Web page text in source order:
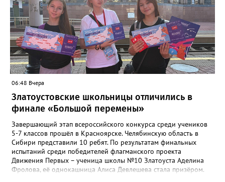
квартире, возможные аварии и перебои, размер платы за
отопление. А также поставить оценку работе управляющей
компании – в диапазоне от «Безусловно хорошо» до
«Безусловно плохо». «Опрос займет всего пару минут, но ваши
ответы помогут обратить внимание на темы, которые
действительно важны для людей», - утверждают в
министерстве.
06:48 Вчера
Златоустовские школьницы отличились в
финале «Большой перемены»
Завершающий этап всероссийского конкурса среди учеников
5-7 классов прошёл в Красноярске. Челябинскую область в
Сибири представили 10 ребят. По результатам финальных
испытаний среди победителей флагманского проекта
Движения Первых – ученица школы №10 Златоуста Аделина
Фролова, её однокашница Алиса Девлешева стала призёром.